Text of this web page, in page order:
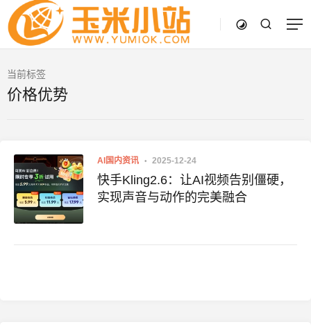
当前标签
价格优势
AI国内资讯 2025-12-24
快手Kling2.6：让AI视频告别僵硬，
实现声音与动作的完美融合